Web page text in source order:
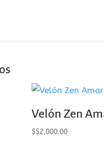
Velón Zen
$52,000.00